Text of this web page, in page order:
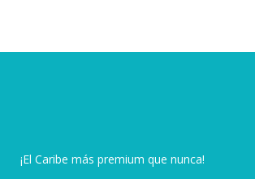
¡El Caribe más premium que nunca!